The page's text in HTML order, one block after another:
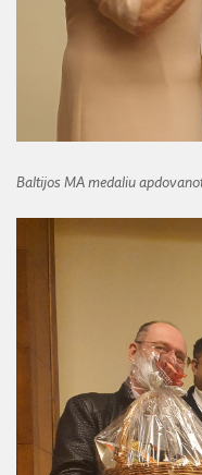
Baltijos MA medaliu